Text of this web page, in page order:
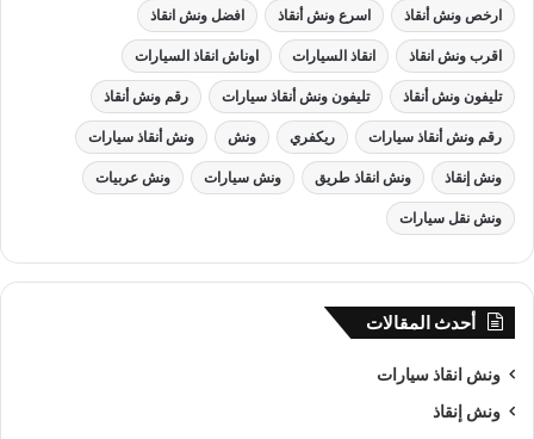
ارخص ونش أنقاذ اسرع ونش أنقاذ افضل ونش انقاذ
اقرب ونش انقاذ انقاذ السيارات اوناش انقاذ السيارات
تليفون ونش أنقاذ تليفون ونش أنقاذ سيارات رقم ونش أنقاذ
رقم ونش أنقاذ سيارات ريكفري ونش ونش أنقاذ سيارات
ونش إنقاذ ونش انقاذ طريق ونش سيارات ونش عربيات
ونش نقل سيارات
أحدث المقالات
ونش انقاذ سيارات
ونش إنقاذ